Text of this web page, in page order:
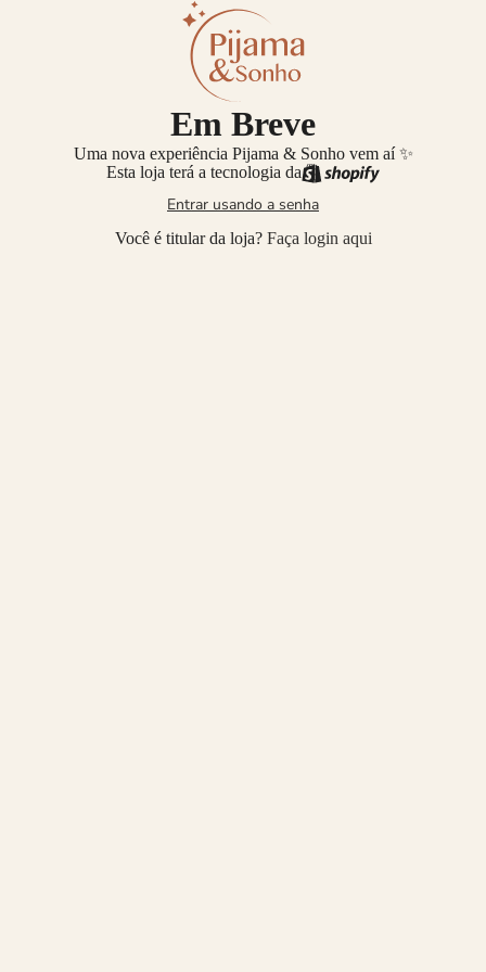
Em Breve
Uma nova experiência Pijama & Sonho vem aí ✨
Esta loja terá a tecnologia da
Entrar usando a senha
Você é titular da loja? Faça login aqui